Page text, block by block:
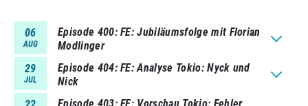
06
AUG
Episode 400 FE: Jubiläumsfolge mit Florian
Modlinger
29
JUL
Episode 404 FE: Analyse Tokio: Nyck und
Nick